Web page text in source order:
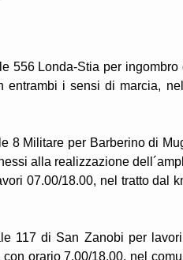
556 Londa-Stia per
entrambi i sensi di marcia,
8 Militare per Barberino di
alla realizzazione
07.00/18.00, nel tratto dal
117 di San Zanobi per
orario 7,00/18,00, nel